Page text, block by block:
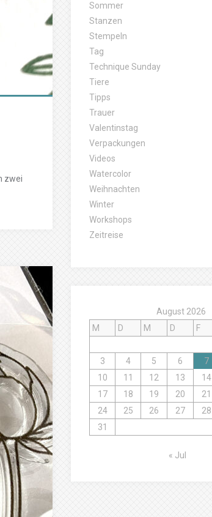
zwei
Sommer
Stanzen
Stempeln
Tag
Technique Sunday
Tiere
Tipps
Trauer
Valentinstag
Verpackungen
Videos
Watercolor
Weihnachten
Winter
Workshops
Zeitreise
August 2026
M
D M D F
3
4 5 6 7
10
11 12 13 14
17
18 19 20 21
24
25 26 27 28
31
« Jul